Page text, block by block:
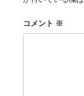
コメント ※